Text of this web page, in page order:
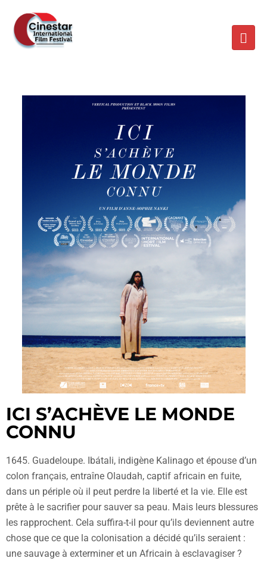
ICI S’ACHÈVE LE MONDE
CONNU
1645. Guadeloupe. Ibátali, indigène Kalinago et épouse d’un
colon français, entraîne Olaudah, captif africain en fuite,
dans un périple où il peut perdre la liberté et la vie. Elle est
prête à le sacrifier pour sauver sa peau. Mais leurs blessures
les rapprochent. Cela suffira-t-il pour qu’ils deviennent autre
chose que ce que la colonisation a décidé qu’ils seraient :
une sauvage à exterminer et un Africain à esclavagiser ?